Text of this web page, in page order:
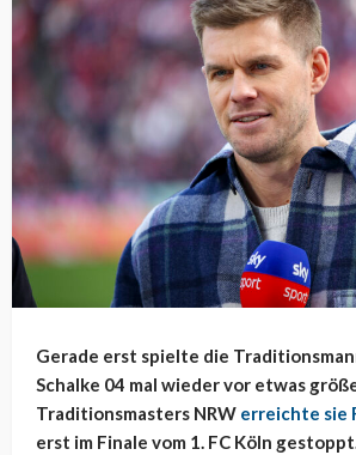
Gerade erst spielte die
Schalke 04 mal wieder vor etwas
Traditionsmasters NRW erreichte sie
erst im Finale vom 1. FC Köln